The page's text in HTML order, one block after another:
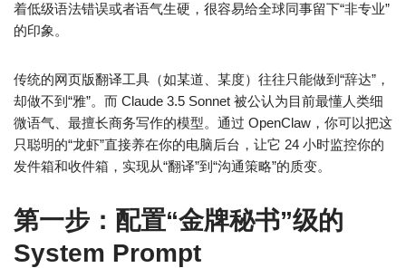
着低级语法错误或者语气生硬，很容易给全球同事留下“非专业”
的印象。
传统的网页版翻译工具（如某道、某度）往往只能做到“辞达”，
却做不到“雅”。而 Claude 3.5 Sonnet 被公认为目前最懂人类细
微语气、最擅长商务写作的模型。通过 OpenClaw，你可以把这
只聪明的“龙虾”直接养在你的电脑后台，让它 24 小时监控你的
发件箱和收件箱，实现从“翻译”到“沟通策略”的质变。
第一步：配置“金牌秘书”级的
System Prompt